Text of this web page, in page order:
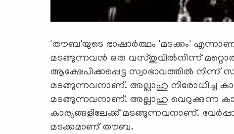
'തൗബ'യുടെ ഭാഷാര്‍ത്ഥം 'മടക്കം' എന്നാണ്
മടങ്ങുന്നവന്‍ ഒരു വസ്തുവില്‍നിന്ന്
ആക്ഷേപിക്കപ്പെട്ട സ്വാഭാവത്തില്‍ നിന്ന്
മടങ്ങുന്നവനാണ്. അല്ലാഹു നിരോധിച്ച
മടങ്ങുന്നവനാണ്. അല്ലാഹു വെറുക്കുന്ന
കാര്യങ്ങളിലേക്ക് മടങ്ങുന്നവനാണ്.
മടക്കമാണ് തൗബ.